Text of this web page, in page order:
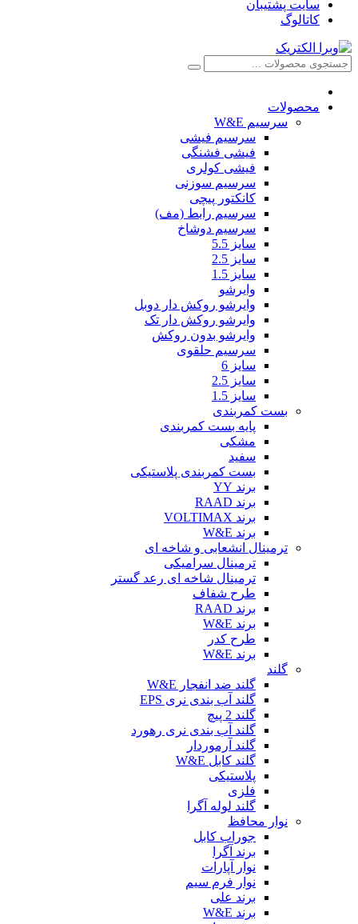
سایت پشتیبان
کاتالوگ
محصولات
سرسیم W&E
سرسیم فیشی
فیشی فشنگی
فیشی کولری
سرسیم سوزنی
کانکتور پیچی
سرسیم رابط (مف)
سرسیم دوشاخ
سایز 5.5
سایز 2.5
سایز 1.5
وایرشو
وایرشو روکش دار دوبل
وایرشو روکش دار تک
وایرشو بدون روکش
سرسیم حلقوی
سایز 6
سایز 2.5
سایز 1.5
بست کمربندی
پایه بست کمربندی
مشکی
سفید
بست کمربندی پلاستیکی
برند YY
برند RAAD
برند VOLTIMAX
برند W&E
ترمینال انشعابی و شاخه ای
ترمینال سرامیکی
ترمینال شاخه ای رعد گستر
طرح شفاف
برند RAAD
برند W&E
طرح کدر
برند W&E
گلند
گلند ضد انفجار W&E
گلند آب بندی نری EPS
گلند 2 پیچ
گلند آب بندی نری رهورد
گلند آرموردار
گلند کابل W&E
پلاستیکی
فلزی
گلند لوله آگرا
نوار محافظ
جوراب کابل
برند آگرا
نوار آپارات
نوار فرم سیم
برند علی
برند W&E